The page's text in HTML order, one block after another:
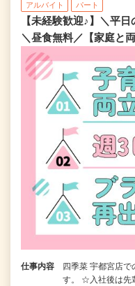
アルバイト パート
【未経験歓迎♪】＼平
＼昼食無料／【家庭と
仕事内容
四季菜 宇都宮店で
す。 ☆入社後は先